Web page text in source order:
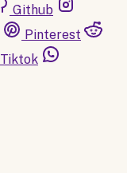
Github
Pinterest
Tiktok